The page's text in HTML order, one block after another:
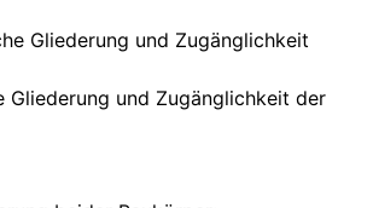
Gliederung und Zugänglichkeit der